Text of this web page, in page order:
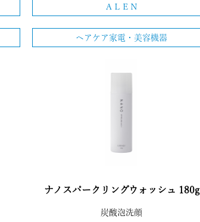
ＡＬＥＮ
ヘアケア家電・美容機器
ナノスパークリングウォッシュ 180g
炭酸泡洗顔